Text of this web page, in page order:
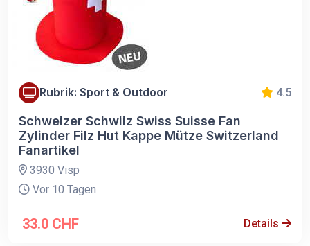
Rubrik: Sport & Outdoor 4.5
Schweizer Schwiiz Swiss Suisse Fan
Zylinder Filz Hut Kappe Mütze Switzerland
Fanartikel
3930 Visp
Vor 10 Tagen
33.0 CHF Details